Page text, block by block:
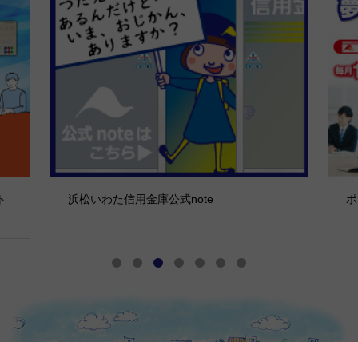
浜松いわた信用金庫公式note